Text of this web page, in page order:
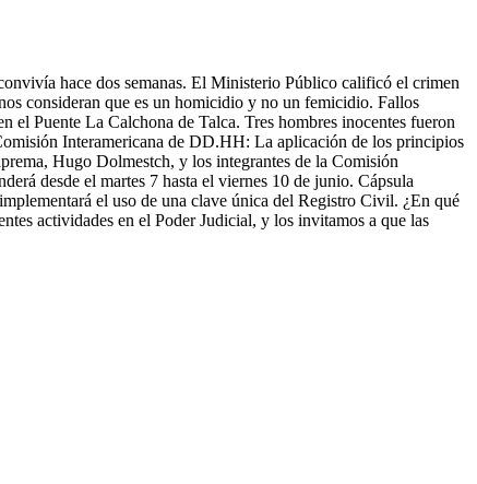
hace dos semanas. El Ministerio Público calificó el crimen
consideran que es un homicidio y no un femicidio. Fallos
el Puente La Calchona de Talca. Tres hombres inocentes fueron
Interamericana de DD.HH: La aplicación de los principios
Hugo Dolmestch, y los integrantes de la Comisión
desde el martes 7 hasta el viernes 10 de junio. Cápsula
el uso de una clave única del Registro Civil. ¿En qué
actividades en el Poder Judicial, y los invitamos a que las